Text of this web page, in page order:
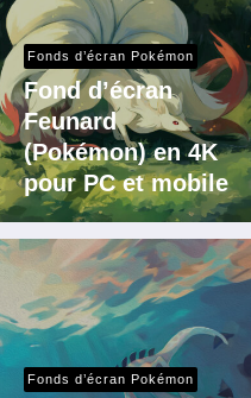
Fonds d’écran Pokémon
Fond d’écran
Feunard
(Pokémon) en 4K
pour PC et mobile
Fonds d’écran Pokémon